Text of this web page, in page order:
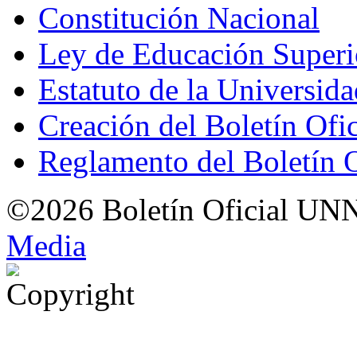
Constitución Nacional
Ley de Educación
Estatuto de la
Creación del Boletín
Reglamento del Boletín
©2026 Boletín Oficial
Media